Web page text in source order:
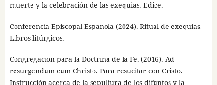
muerte y la celebración de las exequias. Edice.
Conferencia Episcopal Espanola (2024). Ritual de exequias.
Libros litúrgicos.
Congregación para la Doctrina de la Fe. (2016). Ad
resurgendum cum Christo. Para resucitar con Cristo.
Instrucción acerca de la sepultura de los difuntos y la